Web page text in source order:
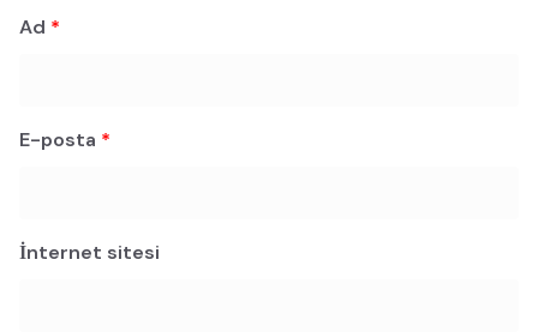
Ad *
E-posta *
İnternet sitesi